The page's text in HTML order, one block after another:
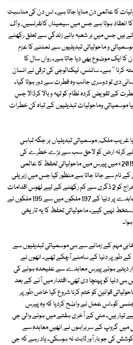
ماحولیات کا عالمی دن منایا جاتا ہے۔ اس دن کی مناسبت
انعقاد ہوتا ہے جس میں سیمینار، کانفرنسیں، واک
ہیں جس میں ہر شعبہ ہائے زندگی سے تعلق رکھنے
و ماحولیاتی تبدیلیوں سے نمٹنے کا عزم
ایک موضوع بھی دیا جاتا ہے۔ رواں سال کا
کرنا '' ہے۔ سائنس، ٹیکنالوجی کی ترقی نے انسان
دی تو دوسری جانب وہ فطرت سے دور ہوتا گیا۔
کے تفویض کردہ نظام کو تہہ و بالا کرڈالا جس
موسمیاتی وماحولیات تبدیلیوں کے تباہ کن خطرات
غریب ملک، موسمیاتی تبدیلیاں ہر جگہ تباہی
نے کرئہ ارض کو لاحق سب سے بڑے خطرے کی
سنگینی کو محسوس کرتے ہوئے 2015ء میں پیرس میں ماحولیاتی تحفظ کا عالمی
نام سے جانا جاتا ہے منظور کیا جس میں زہریلی
گیسوں کے فضا میں ہونے والے اخراج کو 2 ڈگری سے کم رکھنے کے لیے ٹھوس اقدامات
کرنے کا فیصلہ ہوا۔ اس عالمی معاہدے پر دنیا کے 197 ملکوں میں سے 195 ملکوں نے
نہیں کیے۔ ماحولیاتی تحفظ کا یہ تاریخی
مہم کے زمانے سے ہی موسمیاتی تبدیلیوں سے
کے طور پر دنیا کے سامنے آچکے تھے۔ انھوں نے
دیتے ہوئے پیرس معاہدے سے علیحدہ ہونے کی
ہی دنیا کو پہنچا دی تھی۔ اقتدار میں آنے کے بعد
قوانین کو ختم کرنا شروع کیا خاص طور پر
ایجنسی کو۔اس عمل نے واضح کردیا کہ وہ پیرس
ہیں۔ مئی کے آخری ہفتے میں ہونے والی جی
گروپ کے سربراہوں نے انھیں معاہدہ سے
کی جو بار آور ثابت نہ ہوسکی۔ یاد رہے کہ جی